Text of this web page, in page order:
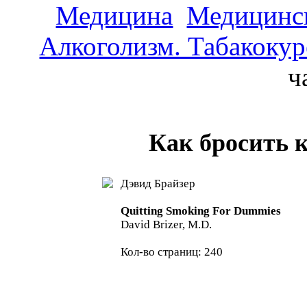
Медицина
Алкоголизм.
Как бросить
Дэвид Брайзер
Quitting Smoking For Dummies
David Brizer, M.D.
Кол-во страниц: 240